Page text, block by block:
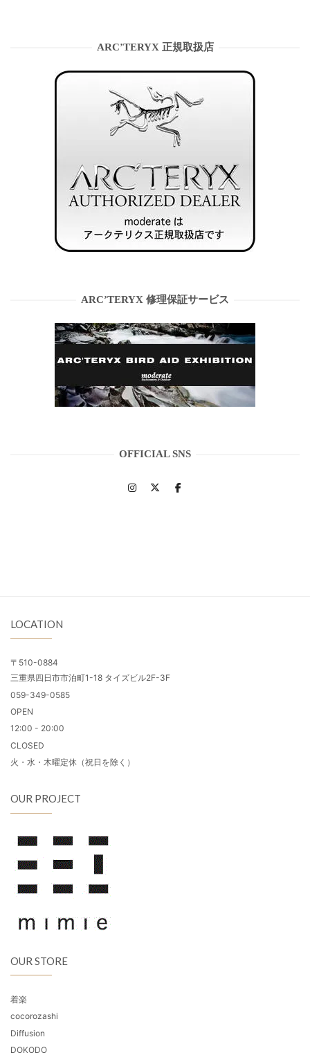
ARC’TERYX 正規取扱店
ARC’TERYX 修理保証サービス
OFFICIAL SNS
LOCATION
〒510-0884
三重県四日市市泊町1-18 タイズビル2F-3F
059-349-0585
OPEN
12:00 - 20:00
CLOSED
火・水・木曜定休（祝日を除く）
OUR PROJECT
OUR STORE
着楽
cocorozashi
Diffusion
DOKODO